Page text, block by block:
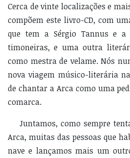
Cerca de vinte localizações e
compõem este livro-CD, com
que tem a Sérgio Tannus e a
timoneiras, e uma outra
como mestra de velame. Nós
nova viagem músico-literária
de chantar a Arca como uma
comarca.
Juntamos, como sempre
Arca, muitas das pessoas que
nave e lançamos mais um